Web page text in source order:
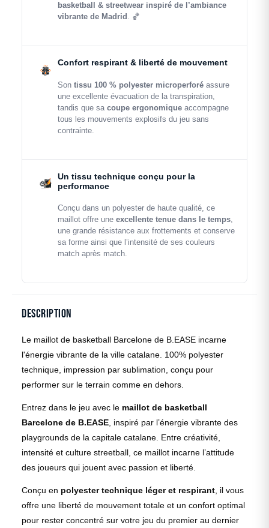
basketball & streetwear inspiré de l’ambiance
vibrante de Madrid . 🏀
Confort respirant & liberté de mouvement
Sontissu 100 % polyester microperforé assure
une excellente évacuation de la transpiration,
tandis que sacoupe ergonomique accompagne
tous les mouvements explosifs du jeu sans
contrainte.
Un tissu technique conçu pour la
performance
Conçu dans un polyester de haute qualité, ce
maillot offre uneexcellente tenue dans le temps,
une grande résistance aux frottements et conserve
sa forme ainsi que l’intensité de ses couleurs
match après match.
Description
Le maillot de basketball Barcelone de B.EASE incarne
l'énergie vibrante de la ville catalane. 100% polyester
technique, impression par sublimation, conçu pour
performer sur le terrain comme en dehors.
Entrez dans le jeu avec le maillot de basketball
Barcelone de B.EASE , inspiré par l’énergie vibrante des
playgrounds de la capitale catalane. Entre créativité,
intensité et culture streetball, ce maillot incarne l’attitude
des joueurs qui jouent avec passion et liberté.
Conçu en polyester technique léger et respirant , il vous
offre une liberté de mouvement totale et un confort optimal
pour rester concentré sur votre jeu du premier au dernier